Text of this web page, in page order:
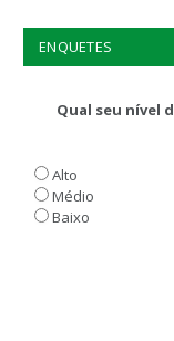
ENQUETES
Qual seu nível
Alto
Médio
Baixo